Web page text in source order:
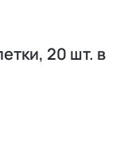
20 шт. в